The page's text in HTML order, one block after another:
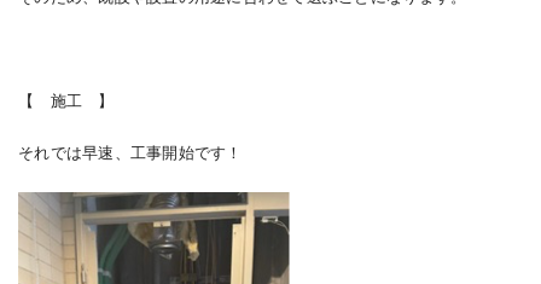
【 施工 】
それでは早速、工事開始です！